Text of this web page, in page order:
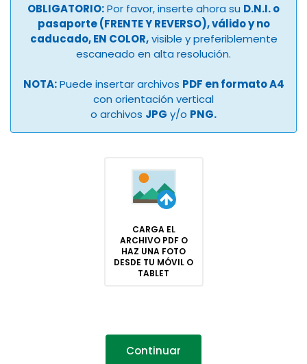
OBLIGATORIO:Por favor, inserte ahora su D.N.I. o
pasaporte (FRENTE Y REVERSO), válido y no
caducado, EN COLOR,visible y preferiblemente
escaneado en alta resolución.
NOTA:Puede insertar archivos PDF en formato A4
con orientación vertical
o archivos JPG y/o PNG.
CARGA EL
ARCHIVO PDF O
HAZ UNA FOTO
DESDE TU MÓVIL O
TABLET
Continuar